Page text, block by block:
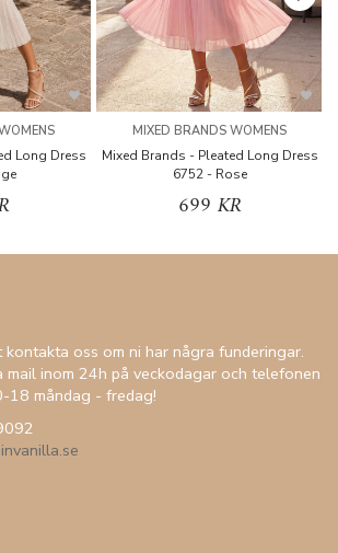
Long Dress
MIXED BRANDS WOMENS
Mixed Brands - Pleated Long Dress
6752 - Rose
699 KR
oss om ni har några funderingar.
mail inom 24h på veckodagar och telefonen
18 måndag - fredag!